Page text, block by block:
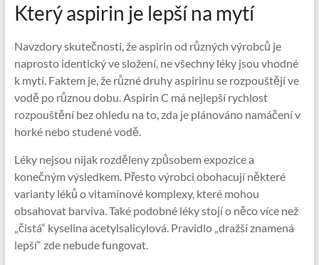
Který aspirin je lepší na mytí
Navzdory skutečnosti, že aspirin od různých výrobců je
naprosto identický ve složení, ne všechny léky jsou vhodné
k mytí. Faktem je, že různé druhy aspirinu se rozpouštějí ve
vodě po různou dobu. Aspirin C má nejlepší rychlost
rozpouštění bez ohledu na to, zda je plánováno namáčení v
horké nebo studené vodě.
Léky nejsou nijak rozděleny způsobem expozice a
konečným výsledkem. Přesto výrobci obohacují některé
varianty léků o vitamínové komplexy, které mohou
obsahovat barviva. Také podobné léky stojí o něco více než
„čistá“ kyselina acetylsalicylová. Pravidlo „dražší znamená
lepší“ zde nebude fungovat.